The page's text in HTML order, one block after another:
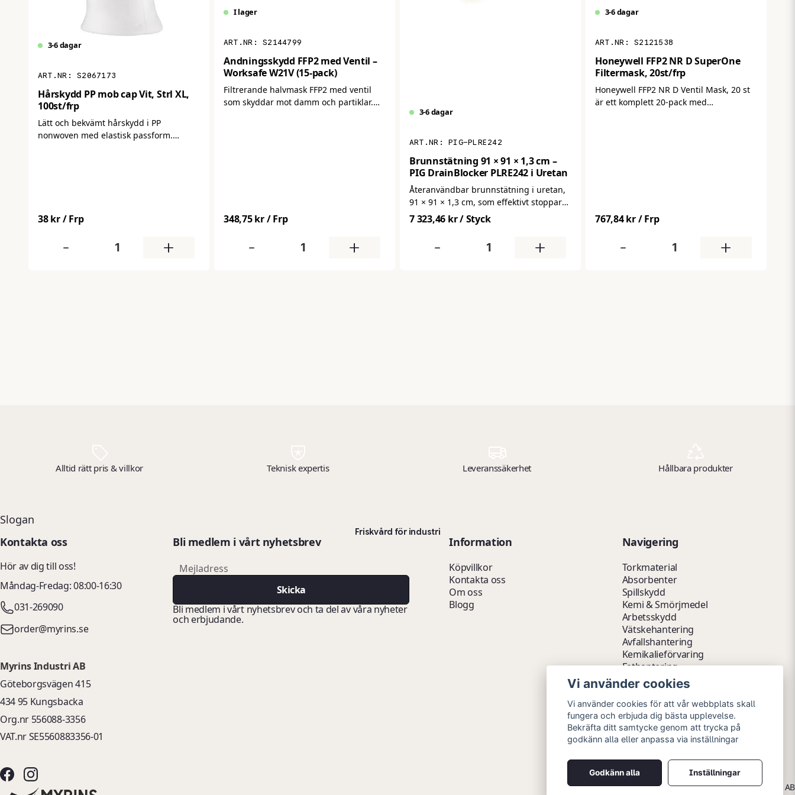
3-6 dagar
S2067173
Hårskydd PP mob cap Vit, Strl XL,
100st/frp
Lätt och bekvämt hårskydd i PP
nonwoven med elastisk passform.
38 kr/ Frp
- +
I lager
S2144799
Andningsskydd FFP2 med Ventil –
Worksafe W21V (15-pack)
Filtrerande halvmask FFP2 med ventil
som skyddar mot damm och partiklar.
348,75 kr/ Frp
- +
3-6 dagar
PIG-PLRE242
Brunnstätning 91 × 91 × 1,3 cm –
PIG DrainBlocker PLRE242 i Uretan
Återanvändbar brunnstätning i uretan,
91 × 91 × 1,3 cm, som effektivt stoppar
olja, kemikalier och andra vätskor från
att nå avloppet. Anpassar sig efter
försegling.
7 323,46 kr/ Styck
- +
3-6 dagar
S2121538
Honeywell FFP2 NR D SuperOne
Filtermask, 20st/frp
Honeywell FFP2 NR D Ventil Mask, 20 st
är ett komplett 20‑pack med
EN 149, vilket ger tryggt andningsskydd
i exempelvis bygg‑ och verkstadsmiljöer.
767,84 kr/ Frp
- +
Alltid rätt pris & villkor Teknisk expertis Leveranssäkerhet Hållbara produkter
Slogan
Friskvård för industri
Kontakta oss
Hör av dig till oss!
Måndag-Fredag: 08:00-16:30
031-269090
order@myrins.se
Myrins Industri AB
Göteborgsvägen 415
434 95 Kungsbacka
Org.nr 556088-3356
VAT.nr SE5560883356-01
Bli medlem i vårt nyhetsbrev
email
Mejladress
Skicka
Bli medlem i vårt nyhetsbrev och ta del av våra nyheter
och erbjudande.
Information
Köpvillkor
Kontakta oss
Om oss
Blogg
Navigering
Torkmaterial
Absorbenter
Spillskydd
Kemi & Smörjmedel
Arbetsskydd
Vätskehantering
Avfallshantering
Kemikalieförvaring
Fathantering
Emballage & Tillbehör
Lager & Kontor
Hygien- & Städartiklar
Outlet
Copyright © 2026 Myrins Industri AB
Vi använder cookies
Vi använder cookies för att vår webbplats skall
fungera och erbjuda dig bästa upplevelse.
Bekräfta ditt samtycke genom att trycka på
godkänn alla eller anpassa via inställningar
Godkänn alla Inställningar